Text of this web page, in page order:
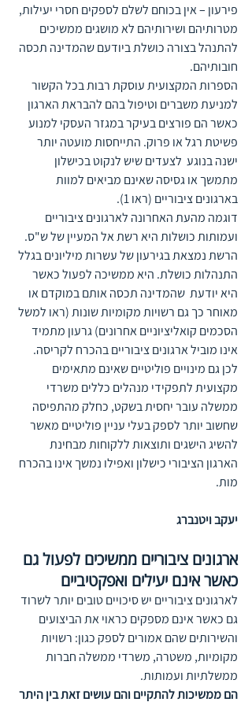
פירעון – אין בכוחם לשלם לספקים חסרי יעילות,
מטרותיהם ושירותיהם לא מושגים ממשיכים
להתנהל בצורה כושלת ביודעם שהמדינה תכסה
חובותיהם.
הספרות המקצועית עוסקת רבות בכל הקשור
למניעת משברים וטיפול בהם להבראת הארגון
כאשר הם פורצים בעיקר במגזר העסקי למנוע
פשיטת רגל או פרוק. התייחסות מועטה יותר
ישנה בנוגע  לצעדים שיש לנקוט בכישלון
מתמשך או גסיסה שאינם מביאים למוות
בארגונים ציבוריים (ראו 1).
דוגמה מהעת האחרונה לארגונים ציבוריים
ועמותות כושלות היא רשת אל המעיין של ש"ס.
הרשת נמצאת בגירעון של עשרות מיליונים בגלל
התנהלות כושלת. היא ממשיכה לפעול כאשר
היא יודעת  שהמדינה תכסה אותם במוקדם או
מאוחר כך גם רשויות מקומיות שונות (ראו למשל
הסכמים קואליציוניים אחרונים) גרעון מתמיד
אינו מוביל ארגונים ציבוריים בהכרח לקריסה.
לכן גם מינויים פוליטיים שאינם מתאימים
מקצועית לתפקידי מנהלים כללים משרדי
ממשלה עובר יחסית בשקט, כחלק מהתפיסה
שחשוב יותר לספק בעלי עניין פוליטיים מאשר
להשיג הישגים ותוצאות ללקוחות מבחינת
הארגון הציבורי כישלון ואפילו נמשך אינו בהכרח
מות.
יעקב ויטנברג
ארגונים ציבוריים ממשיכים לפעול גם
כאשר אינם יעילים ואפקטיביים
לארגונים ציבוריים יש סיכויים טובים יותר לשרוד
גם כאשר אינם מספקים כראוי את הביצועים
והשירותים שהם אמורים לספק כגון: רשויות
מקומיות, משטרה, משרדי ממשלה חברות
ממשלתיות ועמותות.
הם ממשיכות להתקיים והם עושים זאת בין היתר